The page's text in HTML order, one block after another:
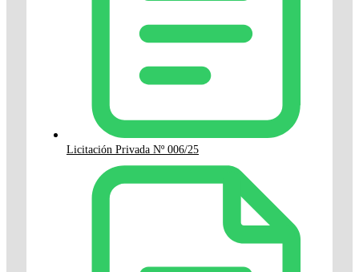
Licitación Privada Nº 006/25